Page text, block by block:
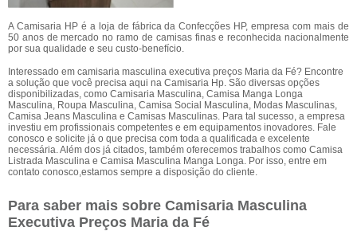
A Camisaria HP é a loja de fábrica da Confecções HP, empresa com mais de
50 anos de mercado no ramo de camisas finas e reconhecida nacionalmente
por sua qualidade e seu custo-benefício.
Interessado em camisaria masculina executiva preços Maria da Fé? Encontre
a solução que você precisa aqui na Camisaria Hp. São diversas opções
disponibilizadas, como Camisaria Masculina, Camisa Manga Longa
Masculina, Roupa Masculina, Camisa Social Masculina, Modas Masculinas,
Camisa Jeans Masculina e Camisas Masculinas. Para tal sucesso, a empresa
investiu em profissionais competentes e em equipamentos inovadores. Fale
conosco e solicite já o que precisa com toda a qualificada e excelente
necessária. Além dos já citados, também oferecemos trabalhos como Camisa
Listrada Masculina e Camisa Masculina Manga Longa. Por isso, entre em
contato conosco,estamos sempre a disposição do cliente.
Para saber mais sobre Camisaria Masculina
Executiva Preços Maria da Fé